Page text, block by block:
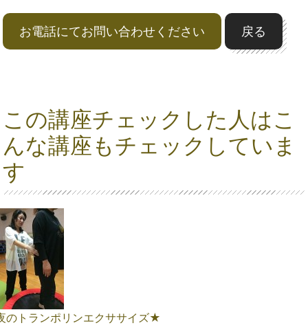
お電話にてお問い合わせください 戻る
この講座チェックした人はこ
んな講座もチェックしていま
す
のトランポリンエクササイズ★